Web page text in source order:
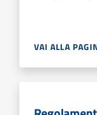
VAI ALLA